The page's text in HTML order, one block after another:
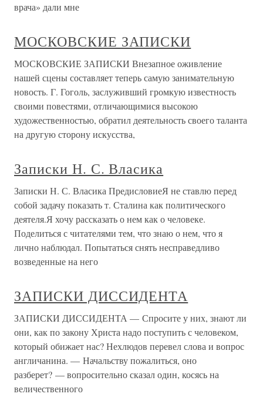
врача» дали мне
МОСКОВСКИЕ ЗАПИСКИ
МОСКОВСКИЕ ЗАПИСКИ Внезапное оживление
нашей сцены составляет теперь самую занимательную
новость. Г. Гоголь, заслуживший громкую известность
своими повестями, отличающимися высокою
художественностью, обратил деятельность своего таланта
на другую сторону искусства,
Записки Н. С. Власика
Записки Н. С. Власика ПредисловиеЯ не ставлю перед
собой задачу показать т. Сталина как политического
деятеля.Я хочу рассказать о нем как о человеке.
Поделиться с читателями тем, что знаю о нем, что я
лично наблюдал. Попытаться снять несправедливо
возведенные на него
ЗАПИСКИ ДИССИДЕНТА
ЗАПИСКИ ДИССИДЕНТА — Спросите у них, знают ли
они, как по закону Христа надо поступить с человеком,
который обижает нас? Нехлюдов перевел слова и вопрос
англичанина. — Начальству пожалиться, оно
разберет? — вопросительно сказал один, косясь на
величественного